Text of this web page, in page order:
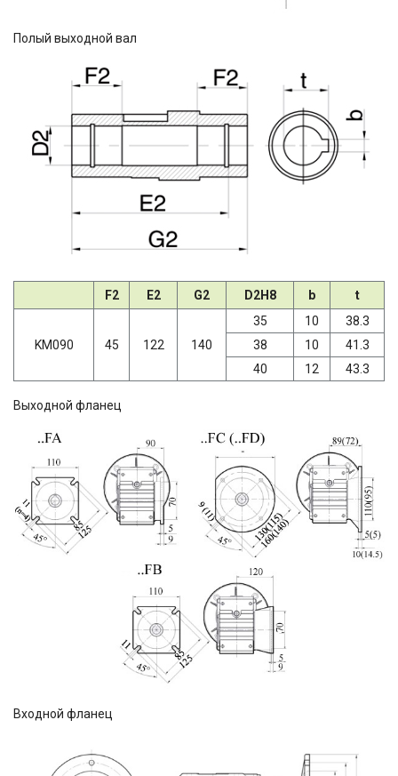
Полый выходной вал
F2 E2 G2 D2H8 b t
KM090 45 122 140
35 10
38.3
38
10
41.3
40
12 43.3
Выходной фланец
Входной фланец